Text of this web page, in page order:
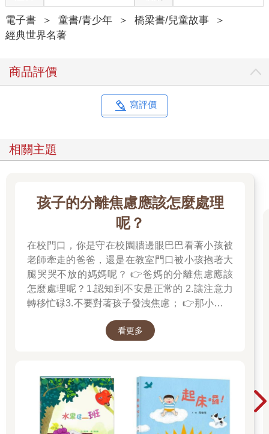
電子書 ＞ 童書/青少年 ＞ 橋梁書/兒童故事
＞
經典世界名著
商品評價
寫評價
相關主題
孩子的分離焦慮應該怎麼處理
呢？
在校門口，你是守在校園牆邊眼巴巴看著小孩被
老師牽走的爸爸，還是在教室門口被小孩抱著大
腿哭哭不放的媽媽呢？ 👉爸媽的分離焦慮應該
怎麼處理呢？1.認知到不安是正常的 2.讓注意力
轉移忙碌3.不要對著孩子發洩焦慮； 👉那小朋友
也許是熟悉的玩偶增加安全感 2.與孩子分開時請
孩子一起迎接成長的過程！真是太好了！ 🎉金石
堂開學季！爸媽好輕鬆教你一站購足！文具、書
包、書套參展品全面5折起！👉文具滿777送80
元電子禮券 👉全站商品滿1200回饋4%金幣
看更多